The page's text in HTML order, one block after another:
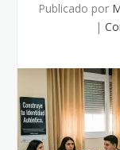
Publicado por
|